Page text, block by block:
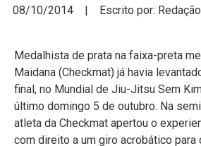
08/10/2014 | Escrito por: Redação
Medalhista de prata na faixa-preta
Maidana (Checkmat) já havia
final, no Mundial de Jiu-Jitsu Sem
último domingo 5 de outubro. Na
atleta da Checkmat apertou o
com direito a um giro acrobático para